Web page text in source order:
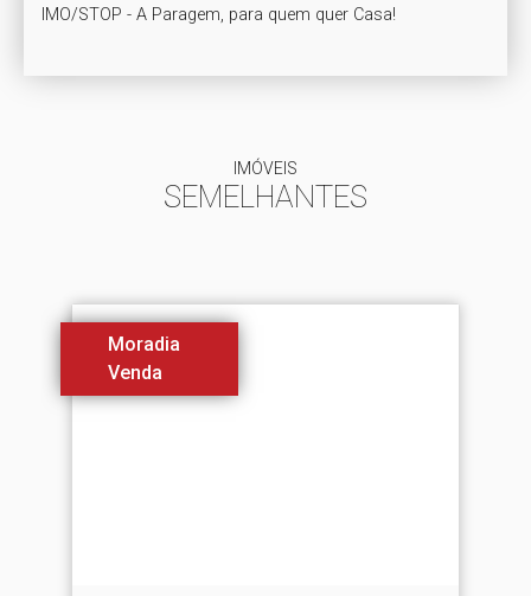
IMÓVEIS
SEMELHANTES
Moradia
Venda